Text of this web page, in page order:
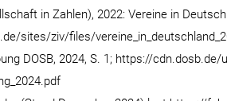
in Zahlen), 2022: Vereine in
sites/ziv/files/
DOSB, 2024, S. 1; https://